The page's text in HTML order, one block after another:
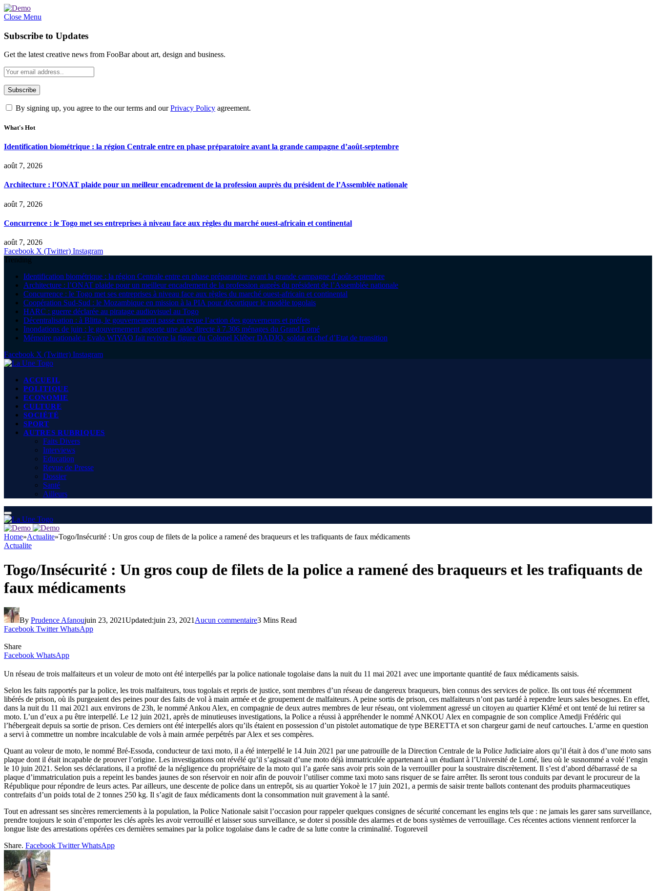
Close Menu
Subscribe to Updates
Get the latest creative news from FooBar about art, design and business.
By signing up, you agree to the our terms and ourPrivacy Policy agreement.
What's Hot
Identification biométrique : la région Centrale entre en phase préparatoire avant la grande campagne d’août-septembre
août 7, 2026
Architecture : l’ONAT plaide pour un meilleur encadrement de la profession auprès du président de l’Assemblée nationale
août 7, 2026
Concurrence : le Togo met ses entreprises à niveau face aux règles du marché ouest-africain et continental
août 7, 2026
Facebook X (Twitter) Instagram
Trending
Identification biométrique : la région Centrale entre en phase préparatoire avant la grande campagne d’août-septembre
Architecture : l’ONAT plaide pour un meilleur encadrement de la profession auprès du président de l’Assemblée nationale
Concurrence : le Togo met ses entreprises à niveau face aux règles du marché ouest-africain et continental
Coopération Sud-Sud : le Mozambique en mission à la PIA pour décortiquer le modèle togolais
HARC : guerre déclarée au piratage audiovisuel au Togo
Décentralisation : à Blitta, le gouvernement passe en revue l’action des gouverneurs et préfets
Inondations de juin : le gouvernement apporte une aide directe à 7.306 ménages du Grand Lomé
Mémoire nationale : Evalo WIYAO fait revivre la figure du Colonel Kléber DADJO, soldat et chef d’Etat de transition
Facebook X (Twitter) Instagram
ACCUEIL
POLITIQUE
ECONOMIE
CULTURE
SOCIÉTÉ
SPORT
AUTRES RUBRIQUES
Faits Divers
Interviews
Education
Revue de Presse
Dossier
Santé
Ailleurs
Home»Actualite»Togo/Insécurité : Un gros coup de filets de la police a ramené des braqueurs et les trafiquants de faux médicaments
Actualite
Togo/Insécurité : Un gros coup de filets de la police a ramené des braqueurs et les trafiquants de
faux médicaments
By Prudence Afanoujuin 23, 2021Updated:juin 23, 2021 Aucun commentaire3 Mins Read
Facebook Twitter WhatsApp
Share
Facebook WhatsApp
Un réseau de trois malfaiteurs et un voleur de moto ont été interpellés par la police nationale togolaise dans la nuit du 11 mai 2021 avec une importante quantité de faux médicaments saisis.
Selon les faits rapportés par la police, les trois malfaiteurs, tous togolais et repris de justice, sont membres d’un réseau de dangereux braqueurs, bien connus des services de police. Ils ont tous été récemment
libérés de prison, où ils purgeaient des peines pour des faits de vol à main armée et de groupement de malfaiteurs. A peine sortis de prison, ces malfaiteurs n’ont pas tardé à rependre leurs sales besognes. En effet,
dans la nuit du 11 mai 2021 aux environs de 23h, le nommé Ankou Alex, en compagnie de deux autres membres de leur réseau, ont violemment agressé un citoyen au quartier Klémé et ont tenté de lui retirer sa
moto. L’un d’eux a pu être interpellé. Le 12 juin 2021, après de minutieuses investigations, la Police a réussi à appréhender le nommé ANKOU Alex en compagnie de son complice Amedji Frédéric qui
l’hébergeait depuis sa sortie de prison. Ces derniers ont été interpellés alors qu’ils étaient en possession d’un pistolet automatique de type BERETTA et son chargeur garni de neuf cartouches. L’arme en question
a servi à commettre un nombre incalculable de vols à main armée perpétrés par Alex et ses compères.
Quant au voleur de moto, le nommé Bré-Essoda, conducteur de taxi moto, il a été interpellé le 14 Juin 2021 par une patrouille de la Direction Centrale de la Police Judiciaire alors qu’il était à dos d’une moto sans
plaque dont il était incapable de prouver l’origine. Les investigations ont révélé qu’il s’agissait d’une moto déjà immatriculée appartenant à un étudiant à l’Université de Lomé, lieu où le susnommé a volé l’engin
le 10 juin 2021. Selon ses déclarations, il a profité de la négligence du propriétaire de la moto qui l’a garée sans avoir pris soin de la verrouiller pour la soustraire discrètement. Il s’est d’abord débarrassé de sa
plaque d’immatriculation puis a repeint les bandes jaunes de son réservoir en noir afin de pouvoir l’utiliser comme taxi moto sans risquer de se faire arrêter. Ils seront tous conduits par devant le procureur de la
République pour répondre de leurs actes. Par ailleurs, une descente de police dans un entrepôt, sis au quartier Yokoè le 17 juin 2021, a permis de saisir trente ballots contenant des produits pharmaceutiques
contrefaits d’un poids total de 2 tonnes 250 kg. Il s’agit de faux médicaments dont la consommation nuit gravement à la santé.
Tout en adressant ses sincères remerciements à la population, la Police Nationale saisit l’occasion pour rappeler quelques consignes de sécurité concernant les engins tels que : ne jamais les garer sans surveillance,
prendre toujours le soin d’emporter les clés après les avoir verrouillé et laisser sous surveillance, se doter si possible des alarmes et de bons systèmes de verrouillage. Ces récentes actions viennent renforcer la
longue liste des arrestations opérées ces dernières semaines par la police togolaise dans le cadre de sa lutte contre la criminalité. Togoreveil
Share. Facebook Twitter WhatsApp